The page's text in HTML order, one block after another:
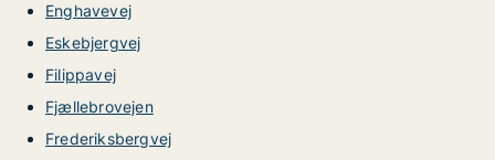
Enghavevej
Eskebjergvej
Filippavej
Fjællebrovejen
Frederiksbergvej